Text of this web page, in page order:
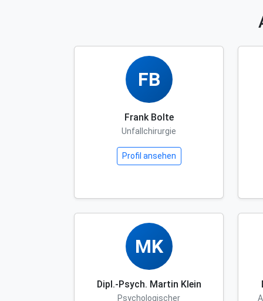
FB
Frank Bolte
Unfallchirurgie
Profil ansehen
MK
Dipl.-Psych. Martin Klein
Psychologischer